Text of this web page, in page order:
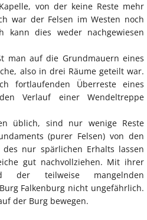
von der keine Reste mehr
war der Felsen im Westen noch
kann dies weder nachgewiesen
man auf die Grundmauern eines
also in drei Räume geteilt war.
fortlaufenden Überreste eines
Verlauf einer Wendeltreppe
üblich, sind nur wenige Reste
(purer Felsen) von den
nur spärlichen Erhalts lassen
gut nachvollziehen. Mit ihrer
der teilweise mangelnden
Falkenburg nicht ungefährlich.
der Burg bewegen.